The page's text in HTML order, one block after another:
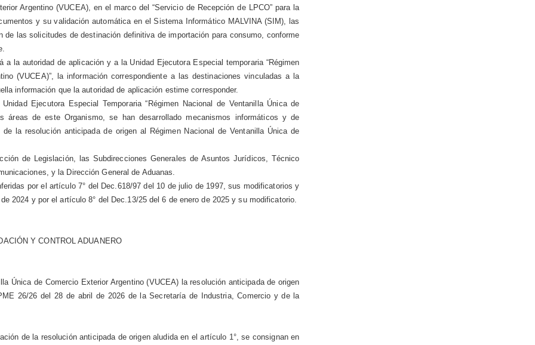
Argentino (VUCEA), en el marco del “Servicio de Recepción de LPCO” para la
y su validación automática en el Sistema Informático MALVINA (SIM), las
las solicitudes de destinación definitiva de importación para consumo, conforme
la autoridad de aplicación y a la Unidad Ejecutora Especial temporaria “Régimen
(VUCEA)”, la información correspondiente a las destinaciones vinculadas a la
información que la autoridad de aplicación estime corresponder.
Ejecutora Especial Temporaria “Régimen Nacional de Ventanilla Única de
áreas de este Organismo, se han desarrollado mecanismos informáticos y de
la resolución anticipada de origen al Régimen Nacional de Ventanilla Única de
de Legislación, las Subdirecciones Generales de Asuntos Jurídicos, Técnico
y la Dirección General de Aduanas.
por el artículo 7° del Dec.618/97 del 10 de julio de 1997, sus modificatorios y
2024 y por el artículo 8° del Dec.13/25 del 6 de enero de 2025 y su modificatorio.
Y CONTROL ADUANERO
Única de Comercio Exterior Argentino (VUCEA) la resolución anticipada de origen
26/26 del 28 de abril de 2026 de la Secretaría de Industria, Comercio y de la
de la resolución anticipada de origen aludida en el artículo 1°, se consignan en